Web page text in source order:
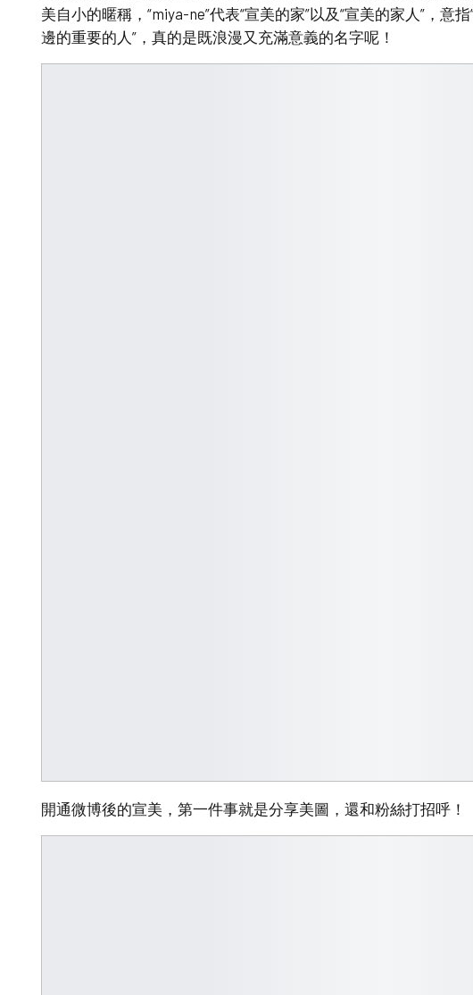
美自小的暱稱，“miya-ne”代表“宣美的家”以及“宣美的家人”，意
邊的重要的人”，真的是既浪漫又充滿意義的名字呢！
開通微博後的宣美，第一件事就是分享美圖，還和粉絲打招呼！